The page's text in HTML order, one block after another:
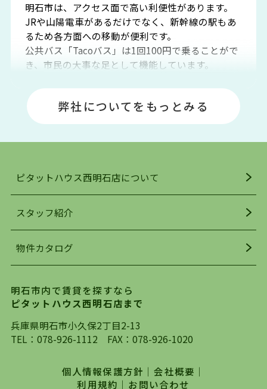
明石市は、アクセス面で高い利便性があります。
JRや山陽電車があるだけでなく、新幹線の駅もあ
るため各方面への移動が便利です。
公共バス「Tacoバス」は1回100円で乗ることがで
き、市民の大事な足として機能しています。
場や釣りスポットが多くあります。JR「大久保
駅」周辺には、ビブレ・イオンをはじめとした買
い物施設も多くあり、買い物にも困りません。
明石駅・西明石駅を中心に、明石市・神戸市西区
でお部屋探している方は、ぜひ当ＨＰにて物件を
お探しになってください。弊社は、スタッフの平
を行っており地域最大級の情報取扱量を誇ってお
ります。店頭で限られた物件をご紹介する、従来
自身でインターネットを利用し、理想のお部屋を
探していただき、選択していただいた物件情報に
対して、専門知識を持ったスタッフがサポートさ
せていただくスタイルを心がけております。私た
は、一度だけでは終わらない、お客様との末長い
お付き合いです。初めての一人暮らしから、就
弊社についてをもっとみる
ピタットハウス西明石店について
スタッフ紹介
物件カタログ
明石市内で賃貸を探すなら
ピタットハウス西明石店まで
兵庫県明石市小久保2丁目2-13
TEL： 078-926-1112 FAX：078-926-1020
個人情報保護方針 ｜会社概要 ｜
利用規約 ｜ お問い合わせ